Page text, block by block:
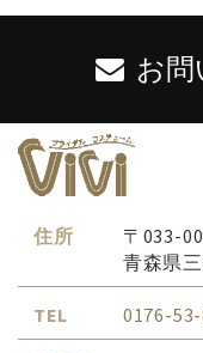
お問
住所
〒033-
青森県
TEL 0176-